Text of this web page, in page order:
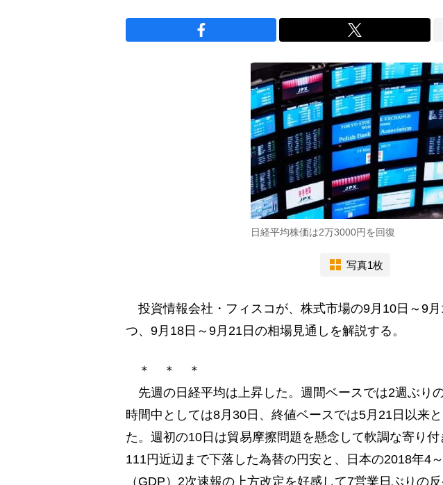
日経平均株価は2万3000円を回復
写真1枚
投資情報会社・フィスコが、株式市場の9月10日～9
つ、9月18日～9月21日の相場見通しを解説する。
＊ ＊ ＊
先週の日経平均は上昇した。週間ベースでは2週ぶり
時間中としては8月30日、終値ベースでは5月21日以来
た。週初の10日は貿易摩擦問題を懸念して軟調な寄り
111円近辺まで下落した為替の円安と、日本の2018年4
（GDP）2次速報の上方改定を好感して7営業日ぶりの